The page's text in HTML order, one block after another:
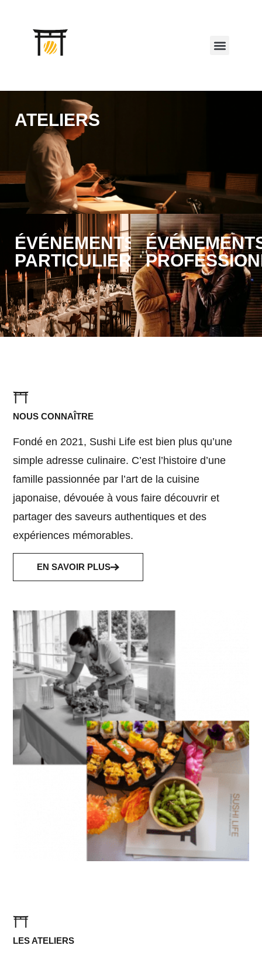
ATELIERS
ÉVÉNEMENTS
PARTICULIERS
NOUS CONNAÎTRE
Fondé en 2021, Sushi Life est bien plus qu’une
simple adresse culinaire. C’est l’histoire d’une
famille passionnée par l’art de la cuisine
japonaise, dévouée à vous faire découvrir et
partager des saveurs authentiques et des
expériences mémorables.
EN SAVOIR PLUS
LES ATELIERS